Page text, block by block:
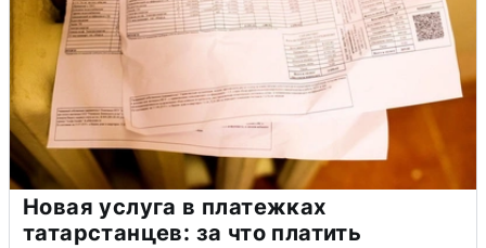
Новая услуга в платежках
татарстанцев: за что платить